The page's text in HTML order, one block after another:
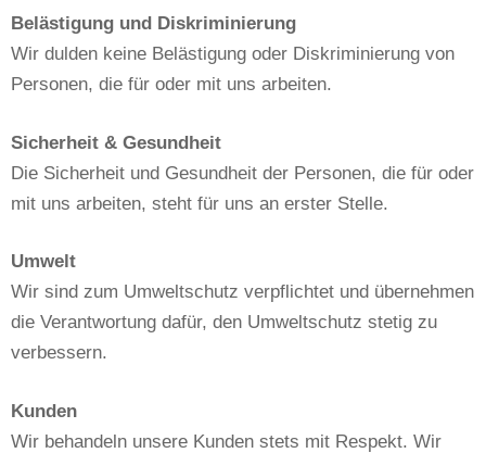
Belästigung und Diskriminierung
Wir dulden keine Belästigung oder Diskriminierung von
Personen, die für oder mit uns arbeiten.
Sicherheit & Gesundheit
Die Sicherheit und Gesundheit der Personen, die für oder
mit uns arbeiten, steht für uns an erster Stelle.
Umwelt
Wir sind zum Umweltschutz verpflichtet und übernehmen
die Verantwortung dafür, den Umweltschutz stetig zu
verbessern.
Kunden
Wir behandeln unsere Kunden stets mit Respekt. Wir